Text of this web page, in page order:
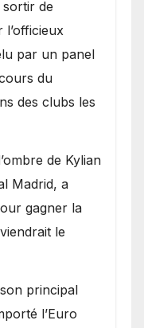
sortir de
l’officieux
par un panel
du
des clubs les
de Kylian
Madrid, a
gagner la
le
principal
l’Euro